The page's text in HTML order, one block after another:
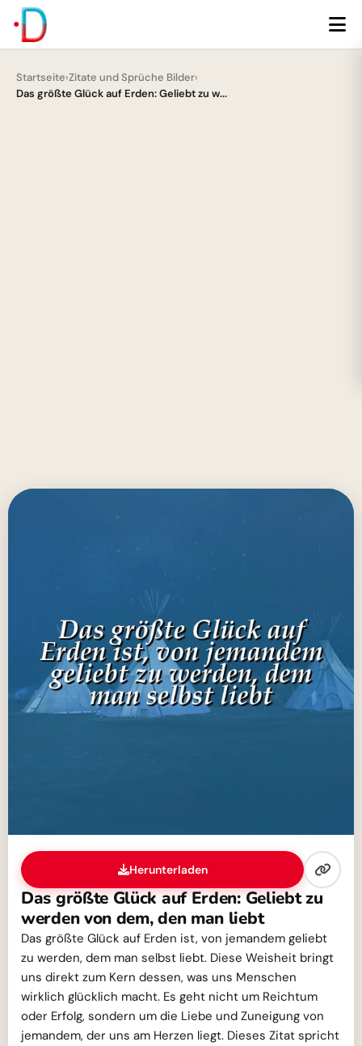
Startseite›Zitate und Sprüche Bilder›
Das größte Glück auf Erden: Geliebt zu w...
Herunterladen
Das größte Glück auf Erden: Geliebt zu
werden von dem, den man liebt
Das größte Glück auf Erden ist, von jemandem geliebt
zu werden, dem man selbst liebt. Diese Weisheit bringt
uns direkt zum Kern dessen, was uns Menschen
wirklich glücklich macht. Es geht nicht um Reichtum
oder Erfolg, sondern um die Liebe und Zuneigung von
jemandem, der uns am Herzen liegt. Dieses Zitat spricht